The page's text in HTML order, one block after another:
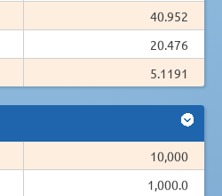
40.952
20.476
5.1191
10,000
1,000.0